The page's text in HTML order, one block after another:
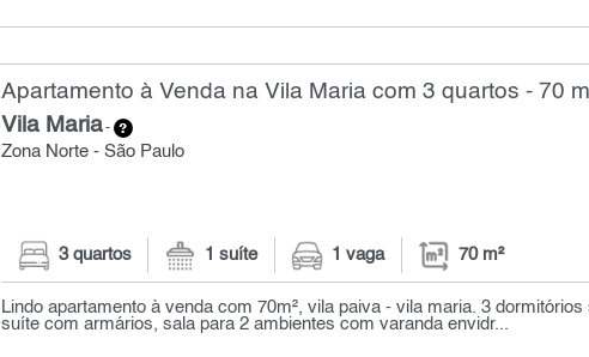
Apartamento à Venda na Vila Maria com 3 quartos - 70
Vila Maria-
Zona Norte - São Paulo
3 quartos 1 suíte 1 vaga 70 m²
Lindo apartamento à venda com 70m², vila paiva - vila maria. 3 dormitórios
suíte com armários, sala para 2 ambientes com varanda envidr...